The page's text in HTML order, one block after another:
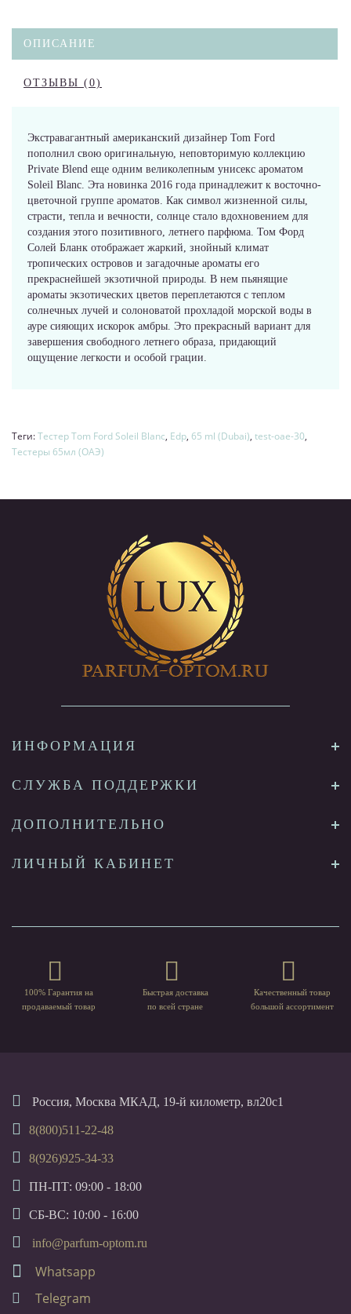
ОПИСАНИЕ
ОТЗЫВЫ (0)
Экстравагантный американский дизайнер Tom Ford
пополнил свою оригинальную, неповторимую коллекцию
Private Blend еще одним великолепным унисекс ароматом
Soleil Blanc. Эта новинка 2016 года принадлежит к восточно-
цветочной группе ароматов. Как символ жизненной силы,
страсти, тепла и вечности, солнце стало вдохновением для
создания этого позитивного, летнего парфюма. Том Форд
Солей Бланк отображает жаркий, знойный климат
тропических островов и загадочные ароматы его
прекраснейшей экзотичной природы. В нем пьянящие
ароматы экзотических цветов переплетаются с теплом
солнечных лучей и солоноватой прохладой морской воды в
ауре сияющих искорок амбры. Это прекрасный вариант для
завершения свободного летнего образа, придающий
ощущение легкости и особой грации.
Теги:Тестер Tom Ford Soleil Blanc, Edp, 65 ml (Dubai), test-oae-30,
Тестеры 65мл (ОАЭ)
ИНФОРМАЦИЯ
СЛУЖБА ПОДДЕРЖКИ
ДОПОЛНИТЕЛЬНО
ЛИЧНЫЙ КАБИНЕТ
100% Гарантия на
продаваемый товар
Быстрая доставка
по всей стране
Качественный товар
большой ассортимент
Россия, Москва МКАД, 19-й километр, вл20с1
8(800)511-22-48
8(926)925-34-33
ПН-ПТ: 09:00 - 18:00
СБ-ВС: 10:00 - 16:00
info@parfum-optom.ru
Whatsapp
Telegram